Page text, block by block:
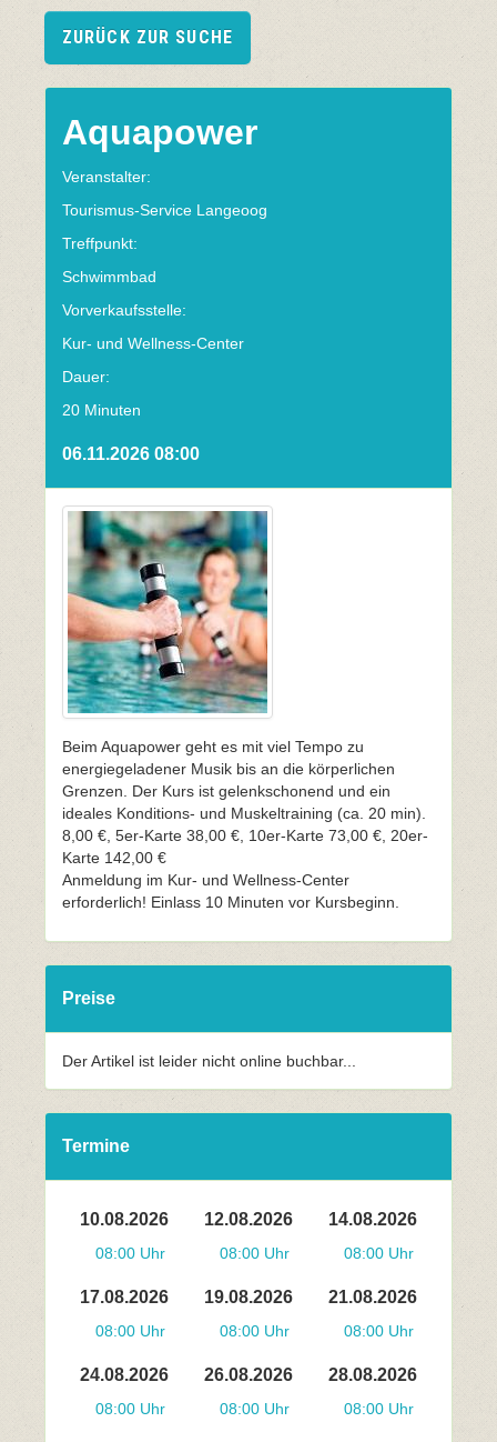
ZURÜCK ZUR SUCHE
Aquapower
Veranstalter:
Tourismus-Service Langeoog
Treffpunkt:
Schwimmbad
Vorverkaufsstelle:
Kur- und Wellness-Center
Dauer:
20 Minuten
06.11.2026 08:00
Beim Aquapower geht es mit viel Tempo zu
energiegeladener Musik bis an die körperlichen
Grenzen. Der Kurs ist gelenkschonend und ein
ideales Konditions- und Muskeltraining (ca. 20 min).
8,00 €, 5er-Karte 38,00 €, 10er-Karte 73,00 €, 20er-
Karte 142,00 €
Anmeldung im Kur- und Wellness-Center
erforderlich! Einlass 10 Minuten vor Kursbeginn.
Preise
Der Artikel ist leider nicht online buchbar...
Termine
10.08.2026
08:00 Uhr
12.08.2026
08:00 Uhr
14.08.2026
08:00 Uhr
17.08.2026
08:00 Uhr
19.08.2026
08:00 Uhr
21.08.2026
08:00 Uhr
24.08.2026
08:00 Uhr
26.08.2026
08:00 Uhr
28.08.2026
08:00 Uhr